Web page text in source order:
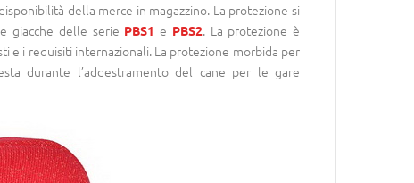
della merce in magazzino. La protezione si
delle serie PBS1 e PBS2. La protezione è
e i requisiti internazionali. La protezione morbida per
durante l’addestramento del cane per le gare